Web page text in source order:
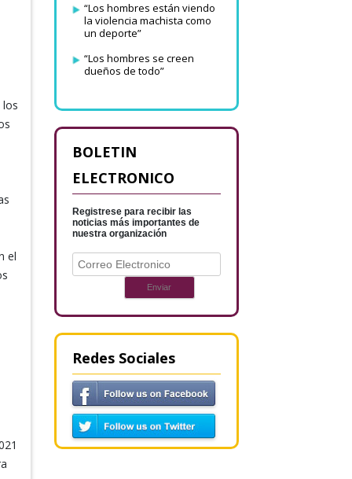
los
el
“Los hombres están viendo
la violencia machista como
un deporte”
“Los hombres se creen
dueños de todo”
BOLETIN
ELECTRONICO
Registrese para recibir las
noticias más importantes de
nuestra organización
Redes Sociales